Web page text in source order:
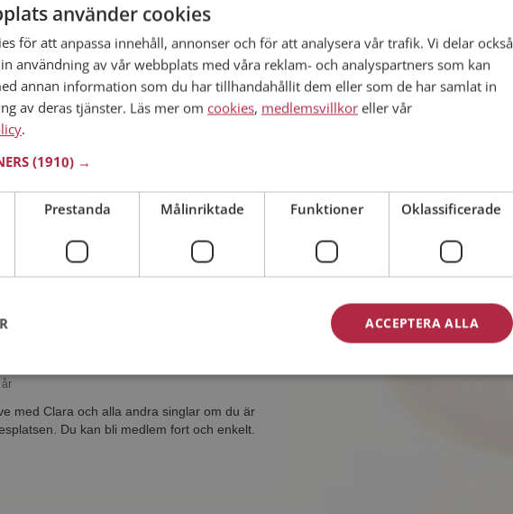
i Östergötlands län
så kan du matcha din personlighet mot Pia
de andra singlarna. Kanske passar ni som
år
du visa upp dig för Johan och tusentals andra
Ta chansen att se vilka som tycker att
år
med Clara och alla andra singlar om du är
Du kan bli medlem fort och enkelt.
använder cookies
för att anpassa innehåll, annonser och för att analysera vår trafik. Vi delar också
användning av vår webbplats med våra reklam- och analyspartners som kan
annan information som du har tillhandahållit dem eller som de har samlat in
av deras tjänster. Läs mer om cookies, medlemsvillkor eller vår
.
(1910) →
Prestanda Målinriktade Funktioner Oklassificerade
ACCEPTERA ALLA